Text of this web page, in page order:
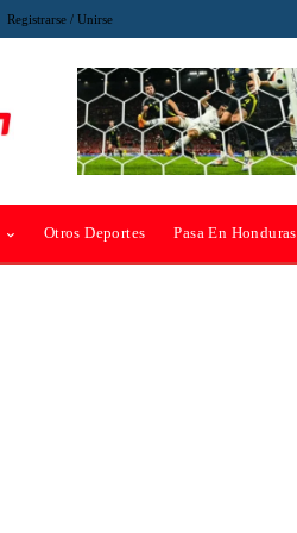
Registrarse / Unirse
Otros Deportes Pasa En Honduras